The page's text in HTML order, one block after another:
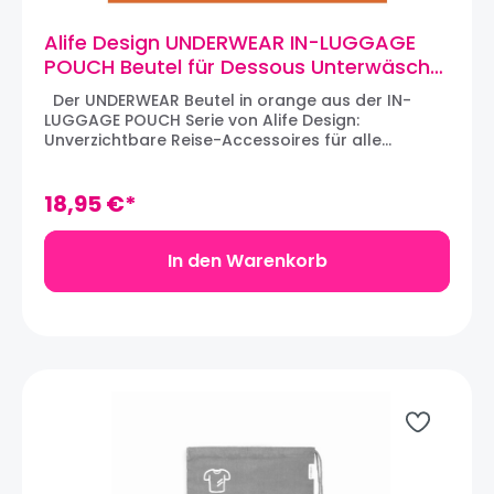
Alife Design UNDERWEAR IN-LUGGAGE
POUCH Beutel für Dessous Unterwäsche
(orange)
LUGGAGE POUCH Serie von Alife Design:
Unverzichtbare Reise-Accessoires für alle
Unterhöschen, etc. ordentlich und geschützt auf
Reisen transportieren. Aus robustem, aber
leichtem Polyester hergestellt und mit einem
Rundum-Reißverschluß versehen hat der
Unterwäschebeutel ein sehr geringes
Eigengewicht. Artikelnummer: HF062-OEMaterial:
18,95 €*
In den Warenkorb